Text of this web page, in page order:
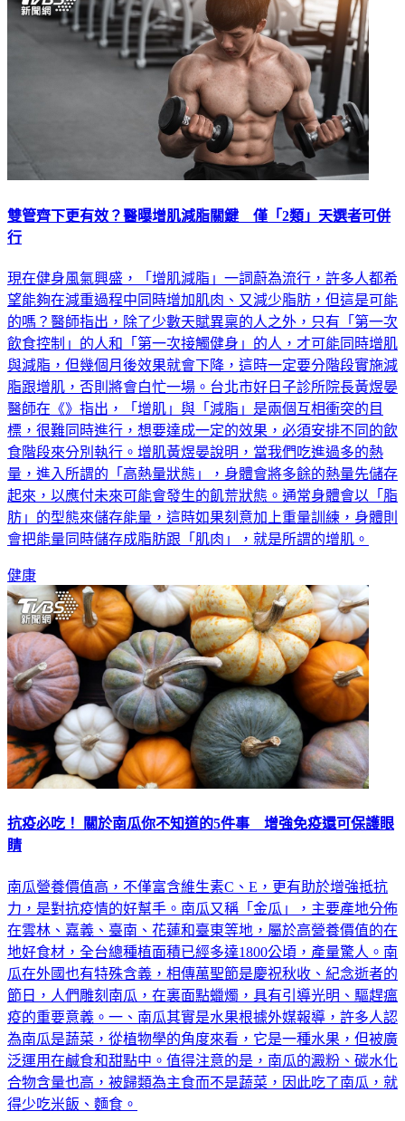
雙管齊下更有效？醫曝增肌減脂關鍵 僅「2類」天選者可併
行
現在健身風氣興盛，「增肌減脂」一詞蔚為流行，許多人都希
望能夠在減重過程中同時增加肌肉、又減少脂肪，但這是可能
的嗎？醫師指出，除了少數天賦異稟的人之外，只有「第一次
飲食控制」的人和「第一次接觸健身」的人，才可能同時增肌
與減脂，但幾個月後效果就會下降，這時一定要分階段實施減
脂跟增肌，否則將會白忙一場。台北市好日子診所院長黃煜晏
醫師在《》指出，「增肌」與「減脂」是兩個互相衝突的目
標，很難同時進行，想要達成一定的效果，必須安排不同的飲
食階段來分別執行。增肌黃煜晏說明，當我們吃進過多的熱
量，進入所謂的「高熱量狀態」，身體會將多餘的熱量先儲存
起來，以應付未來可能會發生的飢荒狀態。通常身體會以「脂
肪」的型態來儲存能量，這時如果刻意加上重量訓練，身體則
會把能量同時儲存成脂肪跟「肌肉」，就是所謂的增肌。
健康
抗疫必吃！ 關於南瓜你不知道的5件事 增強免疫還可保護眼
睛
南瓜營養價值高，不僅富含維生素C、E，更有助於增強抵抗
力，是對抗疫情的好幫手。南瓜又稱「金瓜」，主要產地分佈
在雲林、嘉義、臺南、花蓮和臺東等地，屬於高營養價值的在
地好食材，全台總種植面積已經多達1800公頃，產量驚人。南
瓜在外國也有特殊含義，相傳萬聖節是慶祝秋收、紀念逝者的
節日，人們雕刻南瓜，在裏面點蠟燭，具有引導光明、驅趕瘟
疫的重要意義。一、南瓜其實是水果根據外媒報導，許多人認
為南瓜是蔬菜，從植物學的角度來看，它是一種水果，但被廣
泛運用在鹹食和甜點中。值得注意的是，南瓜的澱粉、碳水化
合物含量也高，被歸類為主食而不是蔬菜，因此吃了南瓜，就
得少吃米飯、麵食。